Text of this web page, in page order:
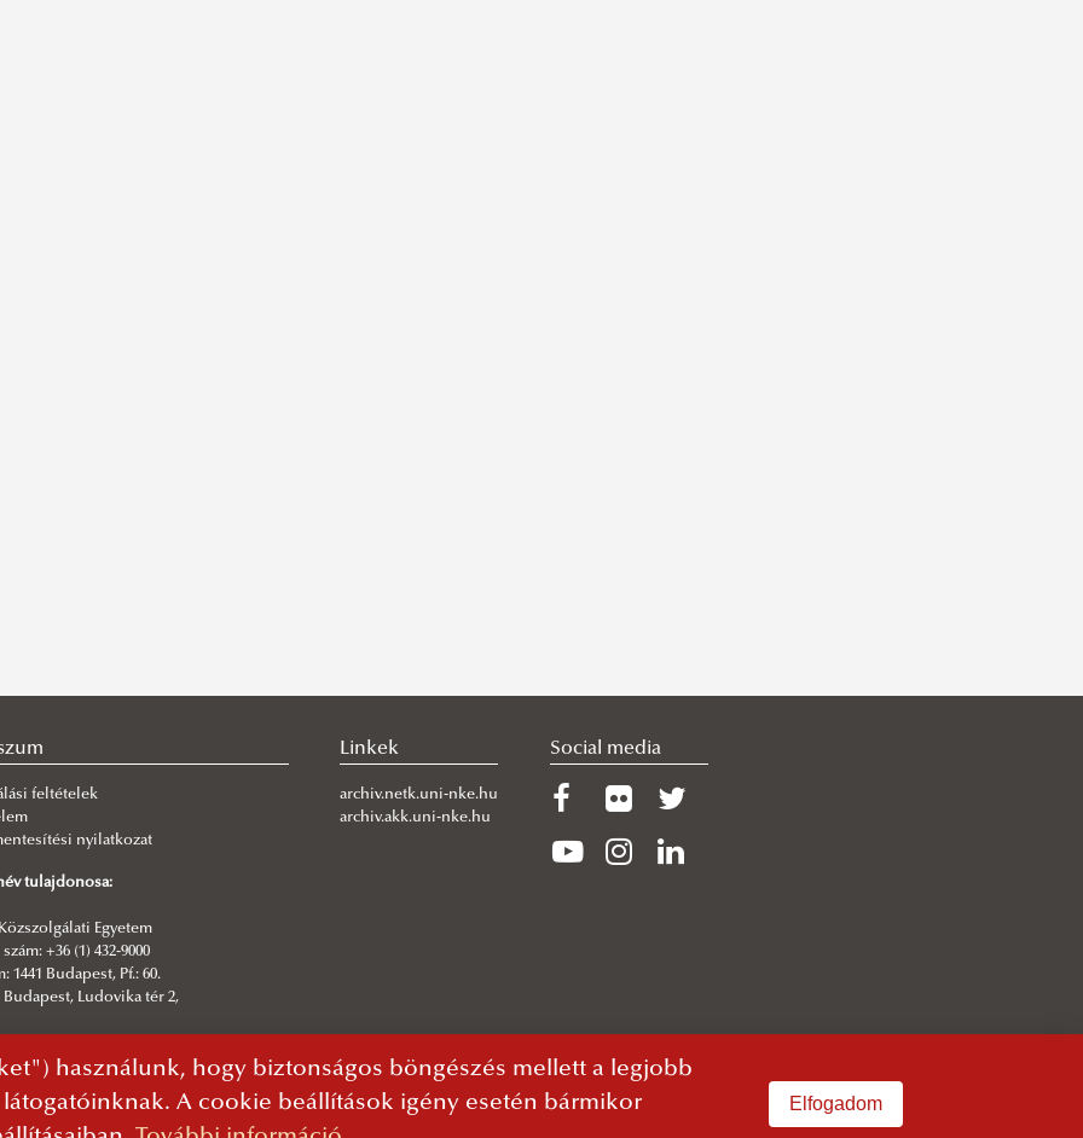
feltételek
nyilatkozat
tulajdonosa:
Egyetem
+36 (1) 432-9000
1441 Budapest, Pf.: 60.
Budapest, Ludovika tér 2,
Igazgatóság | NKE Kommunikáció
Linkek
archiv.netk.uni-nke.hu
archiv.akk.uni-nke.hu
Social media
használunk, hogy biztonságos böngészés mellett a legjobb
A cookie beállítások igény esetén bármikor
Elfogadom